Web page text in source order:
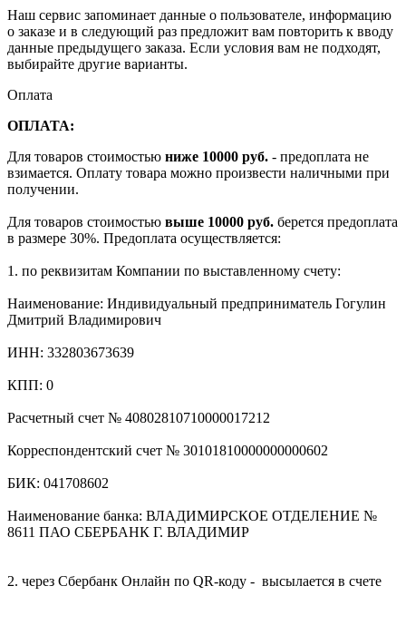
Наш сервис запоминает данные о пользователе, информацию
о заказе и в следующий раз предложит вам повторить к вводу
данные предыдущего заказа. Если условия вам не подходят,
выбирайте другие варианты.
Оплата
ОПЛАТА:
Для товаров стоимостью ниже 10000 руб. - предоплата не
взимается. Оплату товара можно произвести наличными при
получении.
Для товаров стоимостью выше 10000 руб. берется предоплата
в размере 30%. Предоплата осуществляется:
1. по реквизитам Компании по выставленному счету:
Наименование: Индивидуальный предприниматель Гогулин
Дмитрий Владимирович
ИНН: 332803673639
КПП: 0
Расчетный счет № 40802810710000017212
Корреспондентский счет № 30101810000000000602
БИК: 041708602
Наименование банка: ВЛАДИМИРСКОЕ ОТДЕЛЕНИЕ №
8611 ПАО СБЕРБАНК Г. ВЛАДИМИР
2. через Сбербанк Онлайн по QR-коду - высылается в счете